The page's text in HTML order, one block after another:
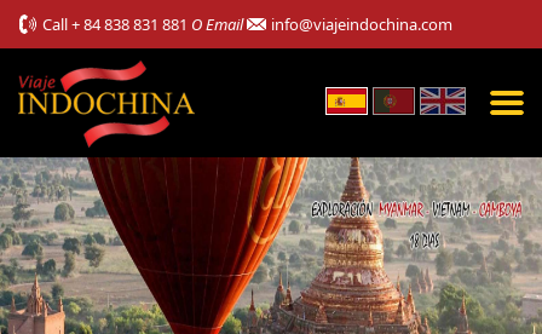
Call+ 84 838 831 881 O Email info@viajeindochina.com